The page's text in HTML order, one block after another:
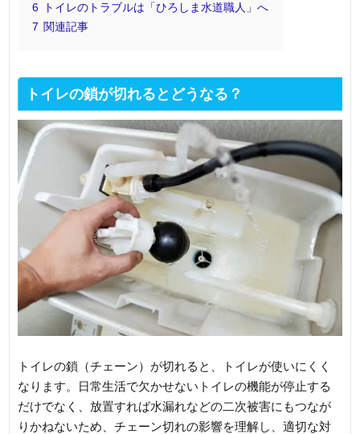
6
トイレのトラブルは「ひろしま水道職人」へ
7 関連記事
トイレの鎖が切れるとどうなる？
トイレの鎖（チェーン）が切れると、トイレが使いにくく
なります。日常生活で欠かせないトイレの機能が停止する
だけでなく、放置すれば水漏れなどの二次被害にもつなが
りかねないため、チェーン切れの影響を理解し、適切な対